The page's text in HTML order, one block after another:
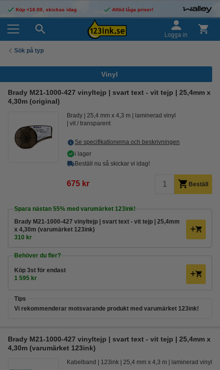
Köp <16:00, skickas idag Alltid låga priser!
Logga in
Sök på typ
Vinyl
Brady M21-1000-427 vinyltejp | svart text - vit tejp | 25,4mm x
4,30m (original)
Brady 25,4 mm x 4,3 m
laminerad vinyl
vit / transparent
Se specifikationerna och beskrivningen
i lager
Beställ nu så skickar vi idag!
675 kr Beställ
Spara nästan 55% med varumärket 123ink!
Brady M21-1000-427 vinyltejp | svart text - vit tejp | 25,4mm
x 4,30m (varumärket 123ink)
310 kr
Behöver du fler?
Köp 3st för endast
1 595 kr
Tips
Vi rekommenderar motsvarande produkt med varumärket 123ink!
Brady M21-1000-427 vinyltejp | svart text - vit tejp | 25,4mm x
4,30m (varumärket 123ink)
Kabelband 123ink 25,4 mm x 4,3 m laminerad vinyl